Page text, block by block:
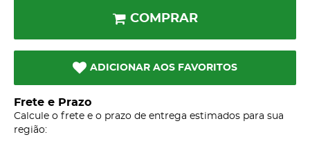
COMPRAR
ADICIONAR AOS FAVORITOS
Frete e Prazo
Calcule o frete e o prazo de entrega estimados para sua
região: